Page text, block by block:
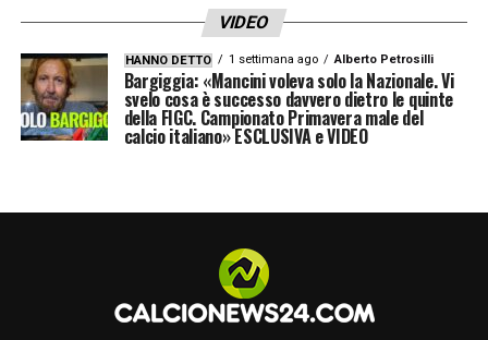
VIDEO
HANNO DETTO 1 settimana ago Alberto Petrosilli
Bargiggia: «Mancini voleva solo la Nazionale. Vi
svelo cosa è successo davvero dietro le quinte
della FIGC. Campionato Primavera male del
calcio italiano» ESCLUSIVA e VIDEO